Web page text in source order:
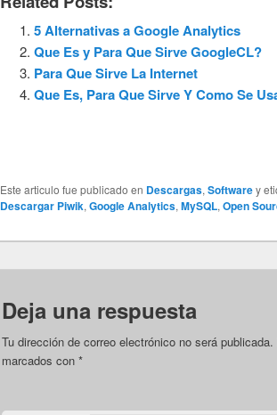
5 Alternativas a Google Analytics
Que Es y Para Que Sirve GoogleCL?
Para Que Sirve La Internet
Que Es, Para Que Sirve Y Como Se
Este articulo fue publicado en Descargas,Softwarey
Descargar Piwik,Google Analytics,MySQL,Open
Deja una respuesta
Tu dirección de correo electrónico no será publicada.
marcados con *